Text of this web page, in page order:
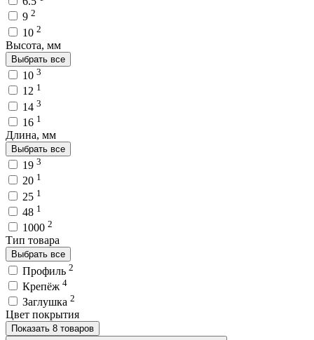
9 2
10 2
Высота, мм
Выбрать все
10 3
12 1
14 3
16 1
Длина, мм
Выбрать все
19 3
20 1
25 1
48 1
1000 2
Тип товара
Выбрать все
Профиль 2
Крепёж 4
Заглушка 2
Цвет покрытия
Показать 8 товаров